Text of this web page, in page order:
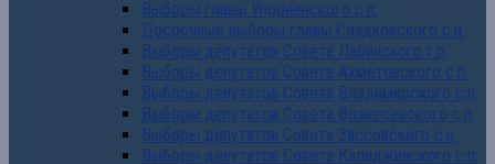
Выборы главы Упорненского с.п.
Досрочные выборы главы Сладковского с.п.
Выборы депутатов Совета Лабинского г.п.
Выборы депутатов Совета Ахметовского с.п.
Выборы депутатов Совета Владимирского с.п.
Выборы депутатов Совета Вознесенского с.п.
Выборы депутатов Совета Зассовского с.п.
Выборы депутатов Совета Каладжинского с.п.